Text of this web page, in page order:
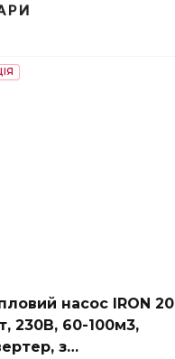
насос IRON 20
230В, 60-100м3,
з